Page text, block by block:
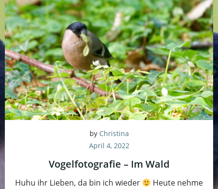
by Christina
April 4, 2022
Vogelfotografie – Im Wald
Huhu ihr Lieben, da bin ich wieder
Heute nehme